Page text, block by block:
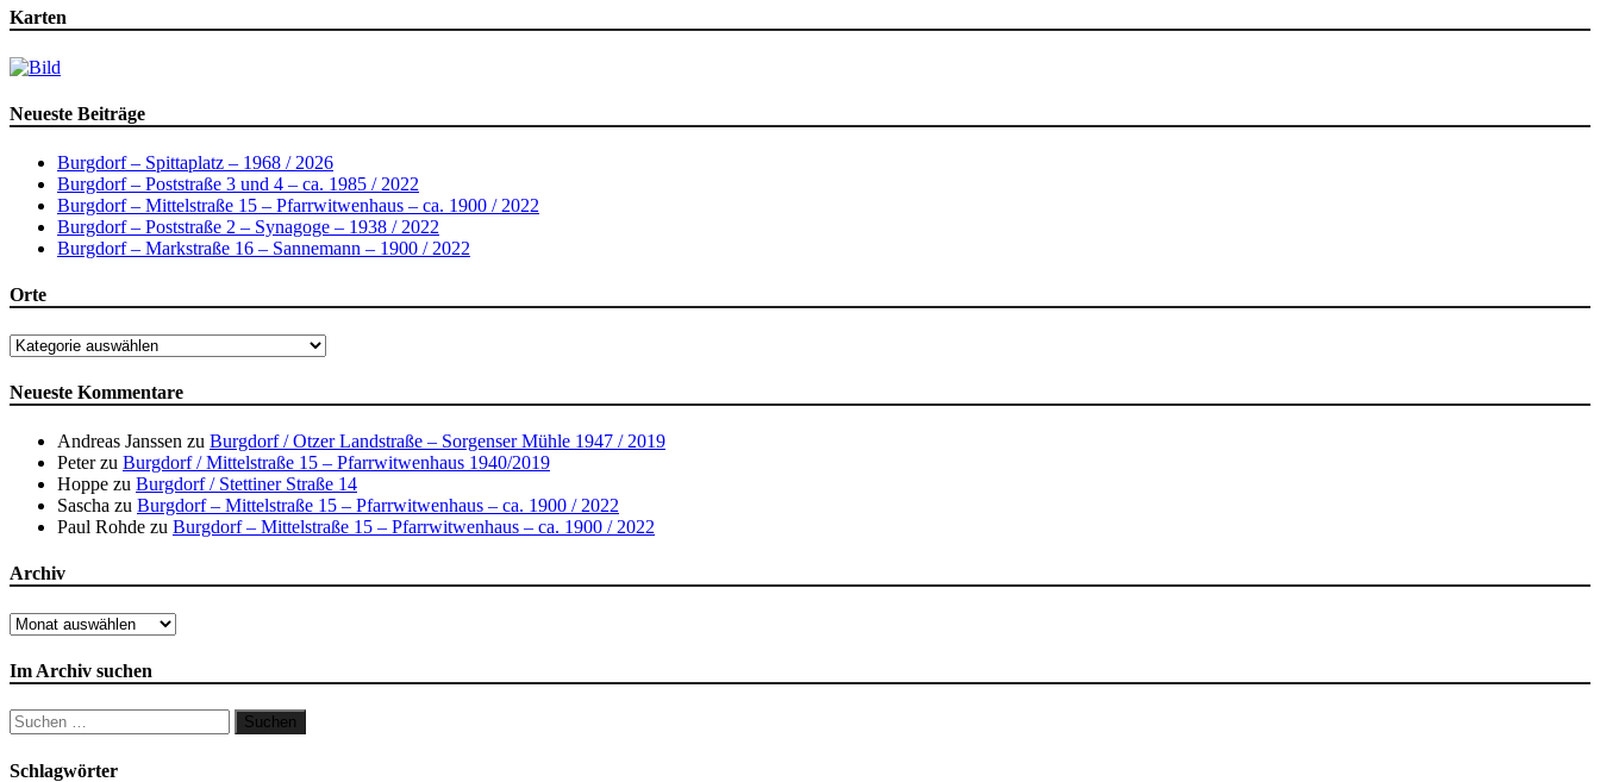
Karten
Neueste Beiträge
Burgdorf – Spittaplatz – 1968 / 2026
Burgdorf – Poststraße 3 und 4 – ca. 1985 / 2022
Burgdorf – Mittelstraße 15 – Pfarrwitwenhaus – ca. 1900 / 2022
Burgdorf – Poststraße 2 – Synagoge – 1938 / 2022
Burgdorf – Markstraße 16 – Sannemann – 1900 / 2022
Orte
Orte
Neueste Kommentare
Andreas Janssen zu Burgdorf / Otzer Landstraße – Sorgenser Mühle 1947 / 2019
Peterzu Burgdorf / Mittelstraße 15 – Pfarrwitwenhaus 1940/2019
Hoppe zu Burgdorf / Stettiner Straße 14
Sascha zu Burgdorf – Mittelstraße 15 – Pfarrwitwenhaus – ca. 1900 / 2022
Paul Rohde zu Burgdorf – Mittelstraße 15 – Pfarrwitwenhaus – ca. 1900 / 2022
Archiv
Archiv
Im Archiv suchen
Suchen
nach:
Schlagwörter